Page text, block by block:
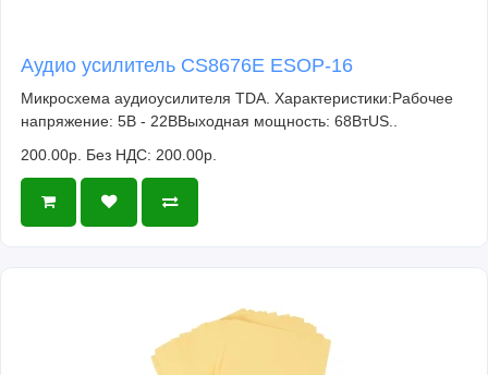
Аудио усилитель CS8676E ESOP-16
Микросхема аудиоусилителя TDA. Характеристики:Рабочее
напряжение: 5В - 22ВВыходная мощность: 68ВтUS..
200.00р. Без НДС: 200.00р.